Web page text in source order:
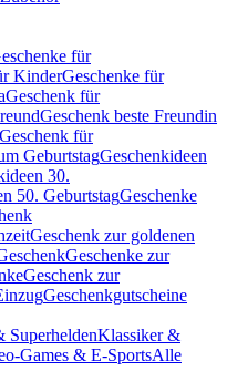
für
KinderGeschenke für
Geschenk für
Geschenk beste Freundin
Geschenk für
GeburtstagGeschenkideen
30.
50. GeburtstagGeschenke
Geschenk zur goldenen
Geschenke zur
Geschenk zur
Geschenkgutscheine
SuperheldenKlassiker &
Games & E-SportsAlle